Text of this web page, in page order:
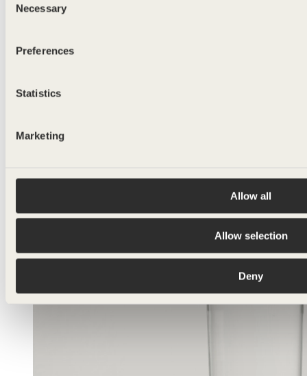
Selection
Necessary
Preferences
Statistics
Marketing
Allow all
Allow selection
Deny
MILA